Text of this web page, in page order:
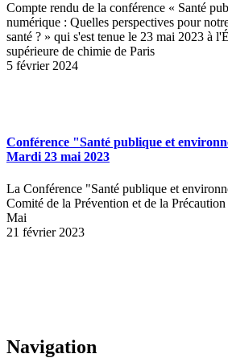
Compte rendu de la conférence « Santé
numérique : Quelles perspectives pour
santé ? » qui s'est tenue le 23 mai 2023 à
supérieure de chimie de Paris
5 février 2024
Conférence "Santé publique et
Mardi 23 mai 2023
La Conférence "Santé publique et
Comité de la Prévention et de la
Mai
21 février 2023
Navigation